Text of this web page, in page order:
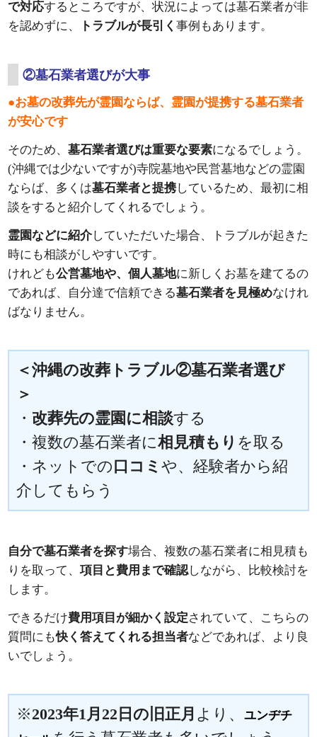
で対応するところですが、状況によっては墓石業者が非
を認めずに、
トラブルが長引く事例もあります。
②墓石業者選びが大事
●お墓の改葬先が霊園ならば、霊園が提携する墓石業者
が安心です
そのため、墓石業者選びは重要な要素になるでしょう。
(沖縄では少ないですが)寺院墓地や民営墓地などの霊園
ならば、多くは墓石業者と提携しているため、最初に相
談をすると紹介してくれるでしょう。
霊園などに紹介していただいた場合、トラブルが起きた
時にも相談がしやすいです。
けれども公営墓地や、個人墓地に新しくお墓を建てるの
であれば、自分達で信頼できる墓石業者を見極めなけれ
ばなりません。
＜沖縄の改葬トラブル②墓石業者選び
＞
・ 改葬先の霊園に相談する
・複数の墓石業者に相見積もり を取る
・ネットでの 口コミや、経験者から紹
介してもらう
自分で墓石業者を探す場合、複数の墓石業者に相見積も
りを取って、項目と費用まで確認しながら、比較検討を
します。
できるだけ費用項目が細かく設定されていて、こちらの
質問にも快く答えてくれる担当者などであれば、より良
いでしょう。
※2023年1月22日の旧正月 より、ユンヂチ